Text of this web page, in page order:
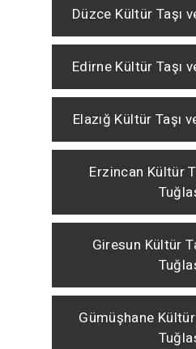
Düzce Kültür Taşı
Edirne Kültür Taşı
Elazığ Kültür Taşı
Erzincan Kültür
Giresun Kültür
Gümüşhane